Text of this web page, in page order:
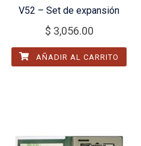
V52 – Set de expansión
$ 3,056.00
AÑADIR AL CARRITO